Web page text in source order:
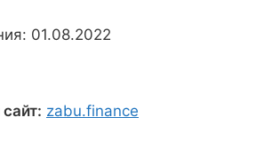
01.08.2022
zabu.finance